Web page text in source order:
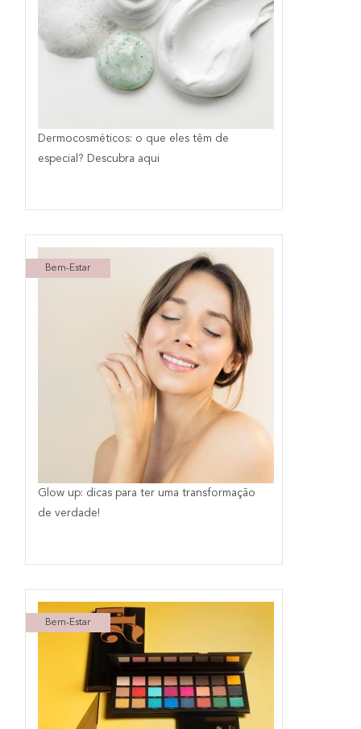
Dermocosméticos: o que eles têm de
especial? Descubra aqui
Bem-Estar
Glow up: dicas para ter uma transformação
de verdade!
Bem-Estar